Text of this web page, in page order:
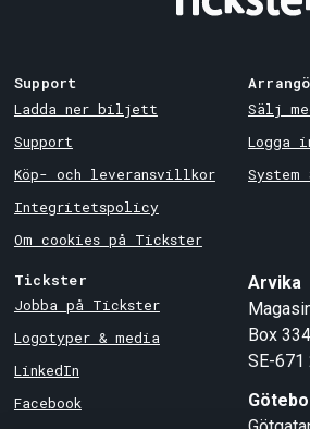
Support
Ladda ner biljett
Support
Köp- och leveransvillkor
Integritetspolicy
Om cookies på Tickster
Sälj
Logga
System
Tickster
Jobba på Tickster
Logotyper & media
LinkedIn
Facebook
Arvika
Box 334
SE-671